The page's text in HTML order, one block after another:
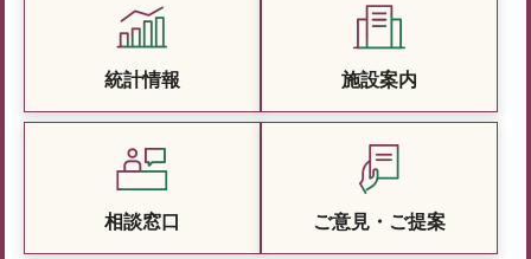
統計情報 施設案内
相談窓口 ご意見・ご提案